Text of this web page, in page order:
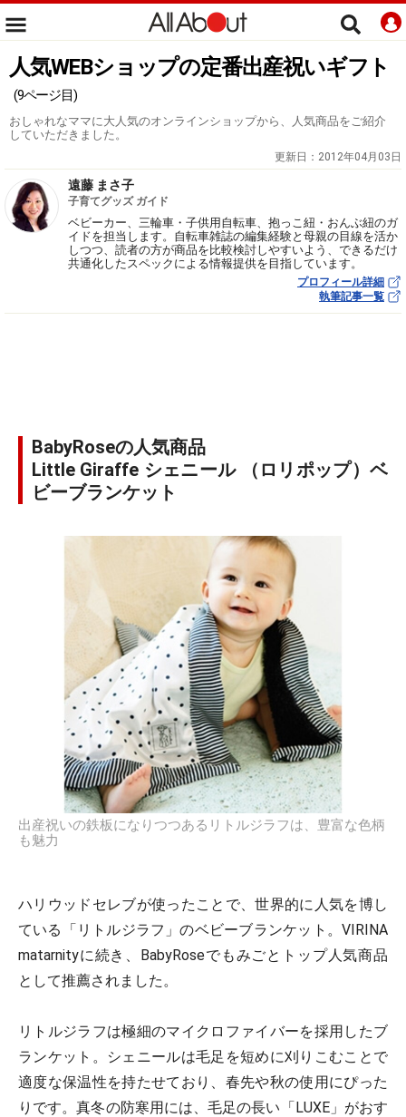
人気WEBショップの定番出産祝いギフト
(9ページ目)
おしゃれなママに大人気のオンラインショップから、人気商品をご紹介
していただきました。
更新日： 2012年04月03日
遠藤 まさ子
子育てグッズ ガイド
ベビーカー、三輪車・子供用自転車、抱っこ紐・おんぶ紐のガ
イドを担当します。自転車雑誌の編集経験と母親の目線を活か
しつつ、読者の方が商品を比較検討しやすいよう、できるだけ
共通化したスペックによる情報提供を目指しています。
プロフィール詳細
執筆記事一覧
BabyRoseの人気商品
Little Giraffe シェニール （ロリポップ）ベ
ビーブランケット
出産祝いの鉄板になりつつあるリトルジラフは、豊富な色柄
も魅力
ハリウッドセレブが使ったことで、世界的に人気を博し
ている「リトルジラフ」のベビーブランケット。VIRINA
matarnityに続き、BabyRoseでもみごとトップ人気商品
として推薦されました。
リトルジラフは極細のマイクロファイバーを採用したブ
ランケット。シェニールは毛足を短めに刈りこむことで
適度な保温性を持たせており、春先や秋の使用にぴった
りです。真冬の防寒用には、毛足の長い「LUXE」がおす